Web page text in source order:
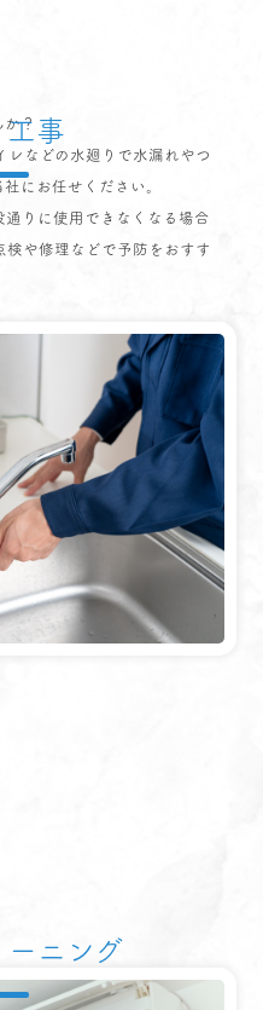
工事
？
レなどの水廻りで水漏れやつ
にお任せください。
通りに使用できなくなる場合
検や修理などで予防をおすす
ーニング